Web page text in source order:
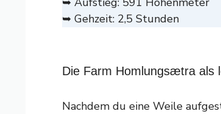
➥ Gehzeit: 2,5 Stunden
Die Farm Homlungsætra als
Nachdem du eine Weile